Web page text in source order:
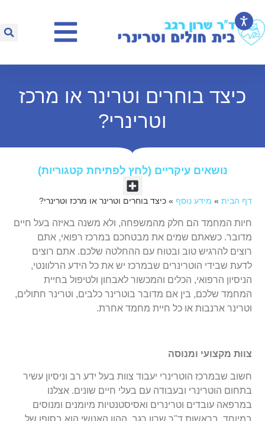
כיצד בוחרים וטרינר או מרכז
וטרינרי?
נושאים עיקריים (לחץ לפתיחת קטגוריות)​
דף הבית » מידע נוסף »כיצד בוחרים וטרינר או מרכז וטרינרי?
חיות המחמד הם חלק מהמשפחה, ולא משנה באיזה בעל חיים
מדובר. כשאתם שמים את מבטחכם במרכז רפואי, אתם
רוצים להרגיש טוב ובטוח עם ההחלטה שלכם. אתם רוצים
לדעת שבידי הוטרינרים שבמרכז יש את כל הידע הרלוונטי,
הניסיון הרפואי, הכלים והמכשור לאבחון ולטיפול בחיית
המחמד שלכם, בין אם מדובר בוטרינר כלבים, וטרינר חתולים,
וטרינר ארנבות או כל חיית מחמד אחרת.
צוות מקצועי ומנוסה
חשוב שבמרכז הוטרינרי יעבוד צוות בעל ידע רב וניסיון עשיר
בתחום הוטרינרי ובעבודה עם בעלי חיים שונים. אצלנו
במרפאה עובדים וטרינרים ואסיסטנטיות מיומנים ומנוסים